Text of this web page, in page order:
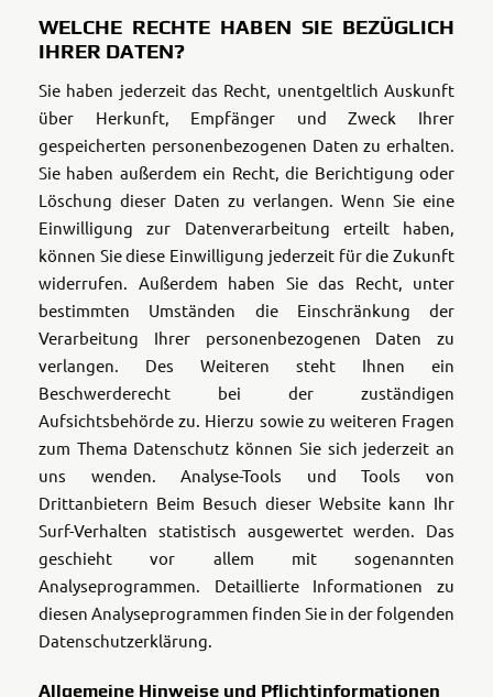
WELCHE RECHTE HABEN SIE BEZÜGLICH
IHRER DATEN?
Sie haben jederzeit das Recht, unentgeltlich Auskunft
über Herkunft, Empfänger und Zweck Ihrer
gespeicherten personenbezogenen Daten zu erhalten.
Sie haben außerdem ein Recht, die Berichtigung oder
Löschung dieser Daten zu verlangen. Wenn Sie eine
Einwilligung zur Datenverarbeitung erteilt haben,
können Sie diese Einwilligung jederzeit für die Zukunft
widerrufen. Außerdem haben Sie das Recht, unter
bestimmten Umständen die Einschränkung der
Verarbeitung Ihrer personenbezogenen Daten zu
verlangen. Des Weiteren steht Ihnen ein
Beschwerderecht bei der zuständigen
Aufsichtsbehörde zu. Hierzu sowie zu weiteren Fragen
zum Thema Datenschutz können Sie sich jederzeit an
uns wenden. Analyse-Tools und Tools von
Drittanbietern Beim Besuch dieser Website kann Ihr
Surf-Verhalten statistisch ausgewertet werden. Das
geschieht vor allem mit sogenannten
Analyseprogrammen. Detaillierte Informationen zu
diesen Analyseprogrammen finden Sie in der folgenden
Datenschutzerklärung.
Allgemeine Hinweise und Pflichtinformationen